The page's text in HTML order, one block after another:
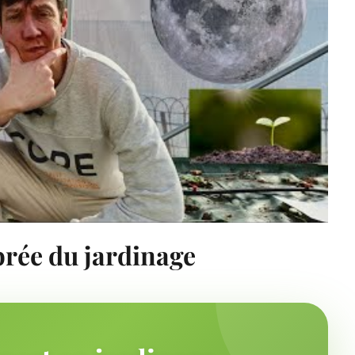
du jardinage